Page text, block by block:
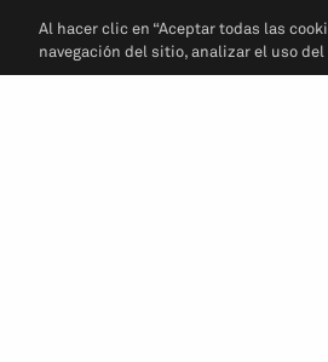
Al hacer clic en “Aceptar todas las
navegación del sitio, analizar el uso